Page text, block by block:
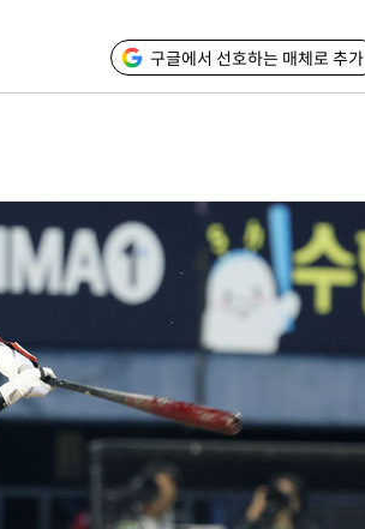
임 3
인
격파
"
"
까
피"
수
구글에서 선호하는 매체로 추가